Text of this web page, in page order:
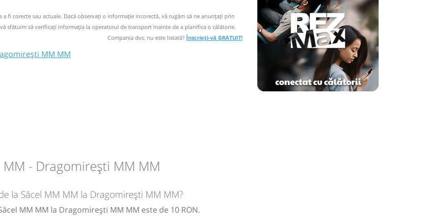
M V S D
fi corecte sau actuale. Dacă observați o informaţie incorectă, vă rugăm să ne anunțați prin
sfătuim să verificaţi informaţia la operatorul de transport înainte de a planifica o călătorie.
Compania dvs. nu este listată?Înscrieți-vă GRATUIT!
MM MM
- Dragomirești MM MM
la Săcel MM MM la Dragomirești MM MM?
MM MM la Dragomirești MM MM este de 10 RON.